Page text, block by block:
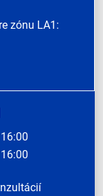
zónu LA1: